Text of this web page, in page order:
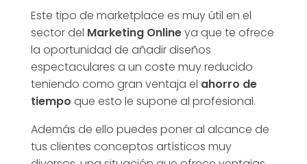
Este tipo de marketplace es muy útil en el
sector del Marketing Onlineya que te ofrece
la oportunidad de añadir diseños
espectaculares a un coste muy reducido
teniendo como gran ventaja el ahorro de
tiempo que esto le supone al profesional.
Además de ello puedes poner al alcance de
tus clientes conceptos artísticos muy